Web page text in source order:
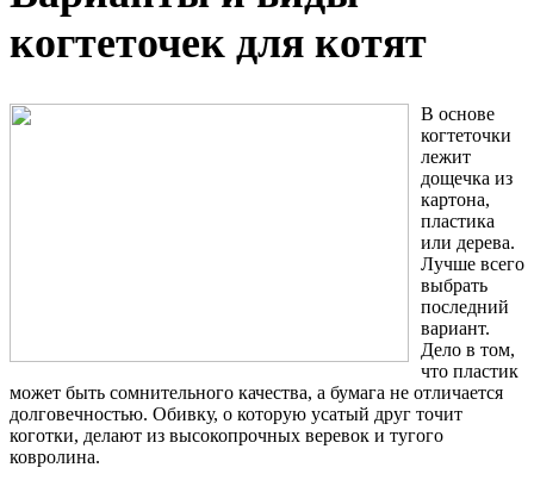
когтеточек для котят
В основе
когтеточки
лежит
дощечка из
картона,
пластика
или дерева.
Лучше всего
выбрать
последний
вариант.
Дело в том,
что пластик
может быть сомнительного качества, а бумага не отличается
долговечностью. Обивку, о которую усатый друг точит
коготки, делают из высокопрочных веревок и тугого
ковролина.